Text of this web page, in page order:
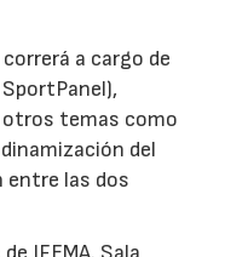
a cargo de
temas como
del
entre las dos